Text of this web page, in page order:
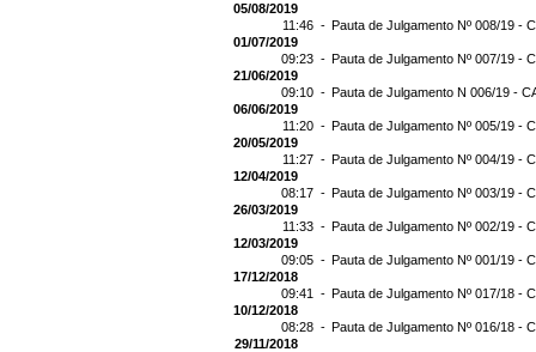
05/08/2019
11:46 - Pauta de Julgamento Nº 008/19 -
01/07/2019
09:23 - Pauta de Julgamento Nº 007/19 -
21/06/2019
09:10 - Pauta de Julgamento N 006/19 -
06/06/2019
11:20 - Pauta de Julgamento Nº 005/19 -
20/05/2019
11:27 - Pauta de Julgamento Nº 004/19 -
12/04/2019
08:17 - Pauta de Julgamento Nº 003/19 -
26/03/2019
11:33 - Pauta de Julgamento Nº 002/19 -
12/03/2019
09:05 - Pauta de Julgamento Nº 001/19 -
17/12/2018
09:41 - Pauta de Julgamento Nº 017/18 -
10/12/2018
08:28 - Pauta de Julgamento Nº 016/18 -
29/11/2018